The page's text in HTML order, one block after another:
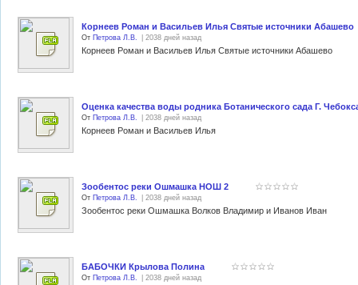
Корнеев Роман и Васильев Илья Святые источники Абашево
От Петрова Л.В. | 2038 дней назад
Корнеев Роман и Васильев Илья Святые источники Абашево
Оценка качества воды родника Ботанического сада Г.
От Петрова Л.В. | 2038 дней назад
Корнеев Роман и Васильев Илья
Зообентос реки Ошмашка НОШ 2
От Петрова Л.В. | 2038 дней назад
Зообентос реки Ошмашка Волков Владимир и Иванов Иван
БАБОЧКИ Крылова Полина
От Петрова Л.В. | 2038 дней назад